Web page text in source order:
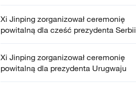
Xi Jinping zorganizował ceremonię
powitalną dla cześć prezydenta Serbii
Xi Jinping zorganizował ceremonię
powitalną dla prezydenta Urugwaju